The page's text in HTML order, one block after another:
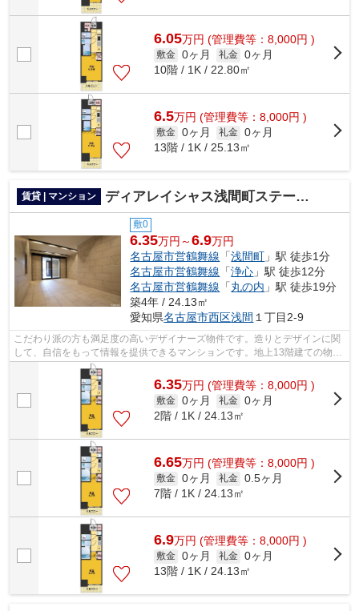
6.05万円 (管理費等：8,000円 )
敷金 0ヶ月 礼金 0ヶ月
10階 / 1K / 22.80㎡
6.5万円 (管理費等：8,000円 )
敷金 0ヶ月 礼金 0ヶ月
13階 / 1K / 25.13㎡
賃貸 | マンション ディアレイシャス浅間町ステーションフロント
敷0
6.35万円～6.9万円
名古屋市営鶴舞線 「浅間町 」駅 徒歩1分
名古屋市営鶴舞線 「浄心 」駅 徒歩12分
名古屋市営鶴舞線 「丸の内 」駅 徒歩19分
築4年 / 24.13㎡
愛知県名古屋市西区浅間 １丁目2-9
こだわり派の方も満足度の高いデザイナーズ物件です。造りとデザインに関
して、自信をもって情報を提供できるマンションです。地上13階建ての物件
をご紹介。周辺には、徒歩1分で利用で...
6.35万円 (管理費等：8,000円 )
敷金 0ヶ月 礼金 0ヶ月
2階 / 1K / 24.13㎡
6.65万円 (管理費等：8,000円 )
敷金 0ヶ月 礼金 0.5ヶ月
7階 / 1K / 24.13㎡
6.9万円 (管理費等：8,000円 )
敷金 0ヶ月 礼金 0ヶ月
13階 / 1K / 24.13㎡